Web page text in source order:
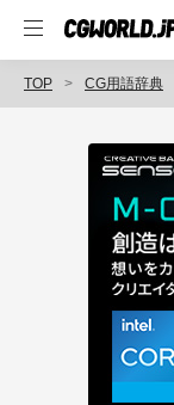
TOP CG用語辞典